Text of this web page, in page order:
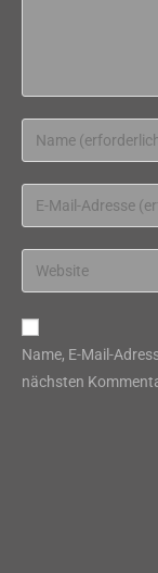
deinen
Namen
oder
zum
Kommentieren
ein
deine
E-
Mail-
zum
Kommentieren
ein
deine
Website-
Name, E-Mail-
nächsten